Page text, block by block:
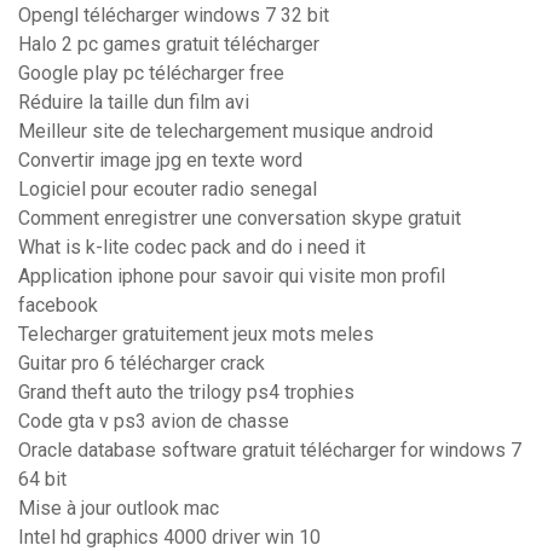
Opengl télécharger windows 7 32 bit
Halo 2 pc games gratuit télécharger
Google play pc télécharger free
Réduire la taille dun film avi
Meilleur site de telechargement musique android
Convertir image jpg en texte word
Logiciel pour ecouter radio senegal
Comment enregistrer une conversation skype gratuit
What is k-lite codec pack and do i need it
Application iphone pour savoir qui visite mon profil
facebook
Telecharger gratuitement jeux mots meles
Guitar pro 6 télécharger crack
Grand theft auto the trilogy ps4 trophies
Code gta v ps3 avion de chasse
Oracle database software gratuit télécharger for windows 7
64 bit
Mise à jour outlook mac
Intel hd graphics 4000 driver win 10